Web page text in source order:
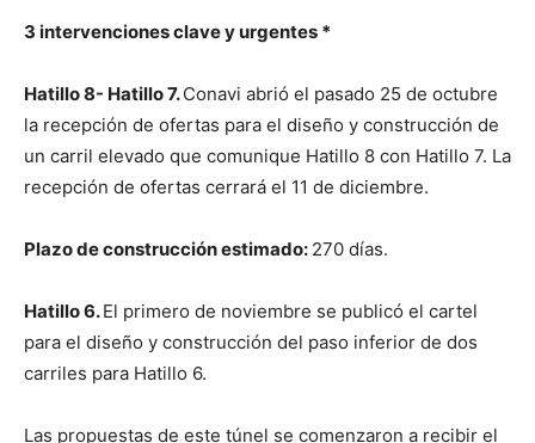
3 intervenciones clave y urgentes *
Hatillo 8- Hatillo 7.Conavi abrió el pasado 25 de octubre
la recepción de ofertas para el diseño y construcción de
un carril elevado que comunique Hatillo 8 con Hatillo 7. La
recepción de ofertas cerrará el 11 de diciembre.
Plazo de construcción estimado: 270 días.
Hatillo 6.El primero de noviembre se publicó el cartel
para el diseño y construcción del paso inferior de dos
carriles para Hatillo 6.
Las propuestas de este túnel se comenzaron a recibir el